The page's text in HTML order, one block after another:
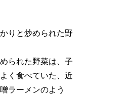
りと炒められた野
られた野菜は、子
く食べていた、近
ラーメンのよう